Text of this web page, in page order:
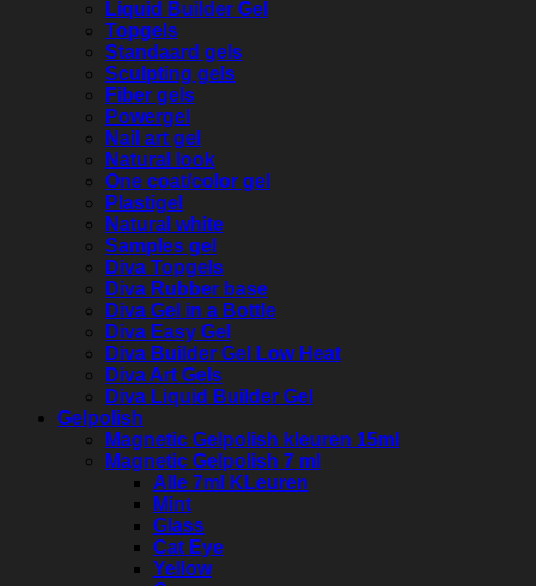
Liquid Builder Gel
Topgels
Standaard gels
Sculpting gels
Fiber gels
Powergel
Nail art gel
Natural look
One coat/color gel
Plastigel
Natural white
Samples gel
Diva Topgels
Diva Rubber base
Diva Gel in a Bottle
Diva Easy Gel
Diva Builder Gel Low Heat
Diva Art Gels
Diva Liquid Builder Gel
Gelpolish
Magnetic Gelpolish kleuren 15ml
Magnetic Gelpolish 7 ml
Alle 7ml KLeuren
Mint
Glass
Cat Eye
Yellow